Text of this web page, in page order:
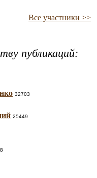
Все участники >>
публикаций:
32703
25449